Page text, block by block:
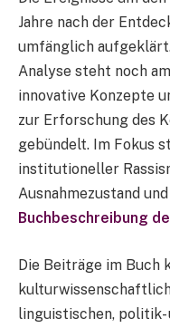
Jahre nach der
umfänglich
Analyse steht noch
innovative Konzepte
zur Erforschung des
gebündelt. Im Fokus
institutioneller
Ausnahmezustand
Buchbeschreibung
Die Beiträge im Buch
linguistischen,